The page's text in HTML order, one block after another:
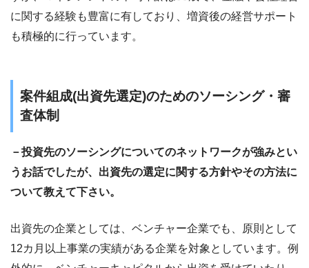
に関する経験も豊富に有しており、増資後の経営サポート
も積極的に行っています。
案件組成(出資先選定)のためのソーシング・審
査体制
－投資先のソーシングについてのネットワークが強みとい
うお話でしたが、出資先の選定に関する方針やその方法に
ついて教えて下さい。
出資先の企業としては、ベンチャー企業でも、原則として
12カ月以上事業の実績がある企業を対象としています。例